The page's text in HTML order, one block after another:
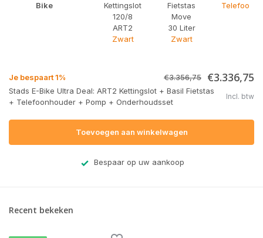
Bike
Kettingslot
120/8
ART2
Zwart
Fietstas
Move
30 Liter
Zwart
Je bespaart 1% €3.356,75 €3.336,75
Stads E-Bike Ultra Deal: ART2 Kettingslot + Basil Fietstas
+ Telefoonhouder + Pomp + Onderhoudsset
Incl. btw
Toevoegen aan winkelwagen
Bespaar op uw aankoop
Recent bekeken